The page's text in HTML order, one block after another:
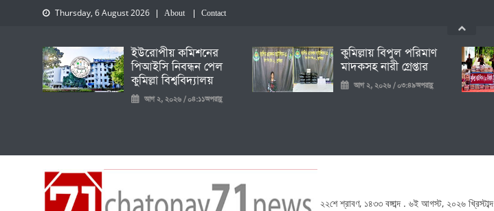
Thursday, 6 August 2026 About Contact
ইউরোপীয় কমিশনের
পিআইসি নিবন্ধন পেল
কুমিল্লা বিশ্ববিদ্যালয়
আগ ২, ২০২৬ / ০৪:১১অপরাহ্ণ
কুমিল্লায় বিপুল পরিমাণ
মাদকসহ নারী গ্রেপ্তার
আগ ২, ২০২৬ / ০৩:৪৯অপরাহ্ণ
২২শে শ্রাবণ, ১৪৩৩ বঙ্গাব্দ . ৬ই আগস্ট, ২০২৬ খ্রিস্টাব্দ